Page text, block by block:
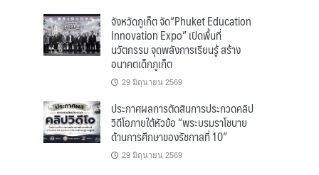
จังหวัดภูเก็ต จัด“Phuket Education
Innovation Expo” เปิดพื้นที่
นวัตกรรม จุดพลังการเรียนรู้ สร้าง
อนาคตเด็กภูเก็ต
29 มิถุนายน 2569
ประกาศผลการตัดสินการประกวดคลิป
วิดีโอภายใต้หัวข้อ “พระบรมราโชบาย
ด้านการศึกษาของรัชกาลที่ 10”
29 มิถุนายน 2569